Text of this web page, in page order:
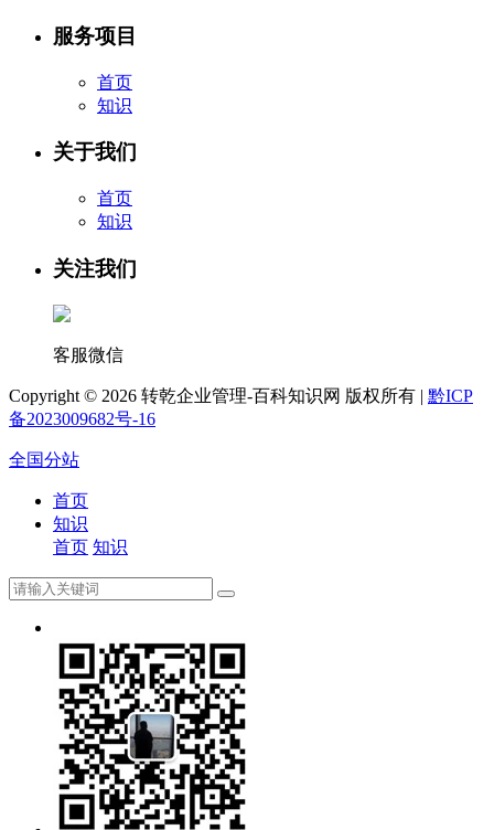
服务项目
首页
知识
关于我们
首页
知识
关注我们
客服微信
Copyright © 2026 转乾企业管理-百科知识网 版权所有 | 黔ICP
备2023009682号-16
全国分站
首页
知识
首页 知识